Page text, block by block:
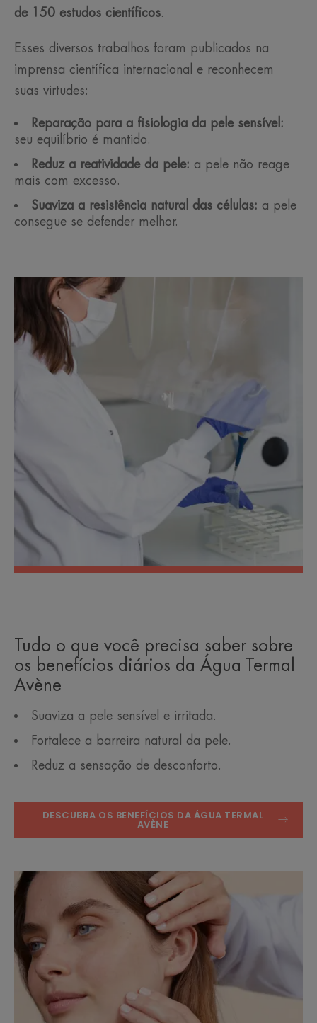
de 150 estudos científicos.
Esses diversos trabalhos foram publicados na
imprensa científica internacional e reconhecem
suas virtudes:
Reparação para a fisiologia da pele sensível:
seu equilíbrio é mantido.
Reduz a reatividade da pele: a pele não reage
mais com excesso.
Suaviza a resistência natural das células: a pele
consegue se defender melhor.
Tudo o que você precisa saber sobre
os benefícios diários da Água Termal
Avène
Suaviza a pele sensível e irritada.
Fortalece a barreira natural da pele.
Reduz a sensação de desconforto.
DESCUBRA OS BENEFÍCIOS DA ÁGUA TERMAL
AVÈNE